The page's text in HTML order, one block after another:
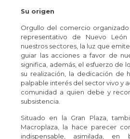
Su origen
Orgullo del comercio
representativo de Nuevo
nuestros sectores, la luz que
guiar las acciones a favor de
significa, además, el esfuerzo de
su realización, la dedicación de
palpable interés del sector vivo y
comunidad a quien debe y
subsistencia.
Situado en la Gran Plaza,
Macroplaza, la hace parecer
indispensable, asimilada,